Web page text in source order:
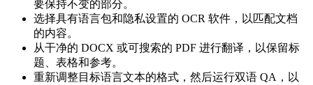
要保持不变的部分。
选择具有语言包和隐私设置的 OCR 软件，以匹配文档
的内容。
从干净的 DOCX 或可搜索的 PDF 进行翻译，以保留标
题、表格和参考。
重新调整目标语言文本的格式，然后运行双语 QA，以